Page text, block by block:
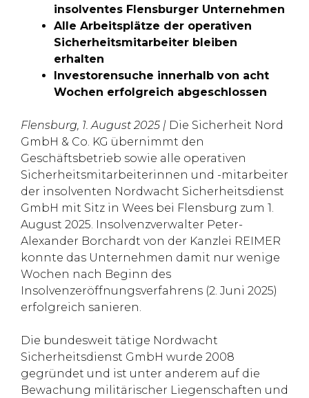
insolventes Flensburger Unternehmen
Alle Arbeitsplätze der operativen
Sicherheitsmitarbeiter bleiben
erhalten
Investorensuche innerhalb von acht
Wochen erfolgreich abgeschlossen
Flensburg, 1. August 2025 | Die Sicherheit Nord
GmbH & Co. KG übernimmt den
Geschäftsbetrieb sowie alle operativen
Sicherheitsmitarbeiterinnen und -mitarbeiter
der insolventen Nordwacht Sicherheitsdienst
GmbH mit Sitz in Wees bei Flensburg zum 1.
August 2025. Insolvenzverwalter Peter-
Alexander Borchardt von der Kanzlei REIMER
konnte das Unternehmen damit nur wenige
Wochen nach Beginn des
Insolvenzeröffnungsverfahrens (2. Juni 2025)
erfolgreich sanieren.
Die bundesweit tätige Nordwacht
Sicherheitsdienst GmbH wurde 2008
gegründet und ist unter anderem auf die
Bewachung militärischer Liegenschaften und